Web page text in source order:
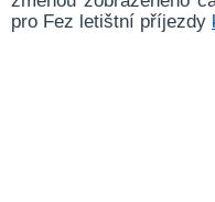
pro Fez letištní příjezdy